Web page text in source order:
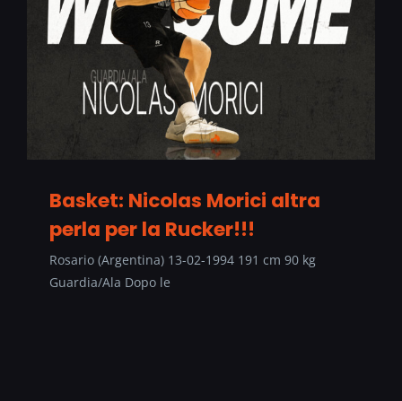
Basket: Nicolas Morici altra
perla per la Rucker!!!
Rosario (Argentina) 13-02-1994 191 cm 90 kg
Guardia/Ala Dopo le